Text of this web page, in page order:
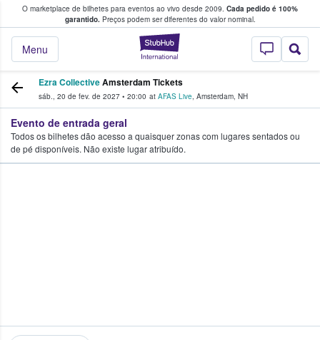
O marketplace de bilhetes para eventos ao vivo desde 2009. Cada pedido é 100%
garantido.Preços podem ser diferentes do valor nominal.
StubHub – onde
Menu
fãs compram e vendem bilhetes
Ezra CollectiveAmsterdam Tickets
sáb., 20 de fev. de 2027 • 20:00 at AFAS Live, Amsterdam, NH
Evento de entrada geral
Todos os bilhetes dão acesso a quaisquer zonas com lugares sentados ou
de pé disponíveis. Não existe lugar atribuído.